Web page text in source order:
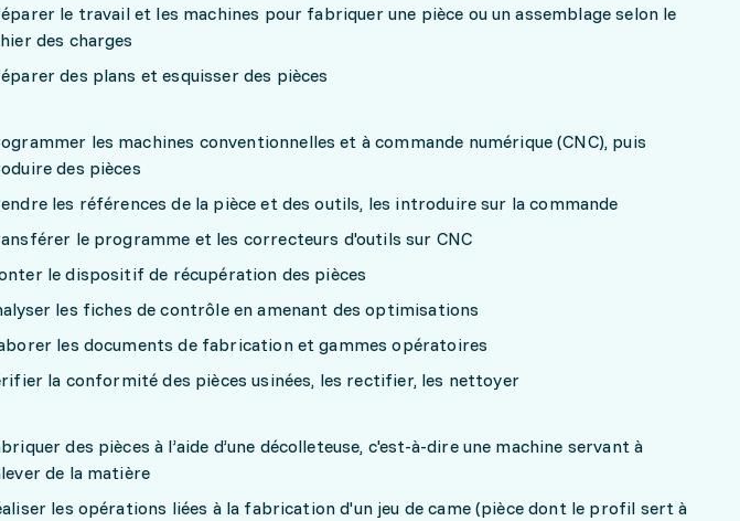
le travail et les machines pour fabriquer une pièce ou un assemblage selon le
des charges
des plans et esquisser des pièces
les machines conventionnelles et à commande numérique (CNC), puis
des pièces
les références de la pièce et des outils, les introduire sur la commande
le programme et les correcteurs d'outils sur CNC
le dispositif de récupération des pièces
les fiches de contrôle en amenant des optimisations
les documents de fabrication et gammes opératoires
la conformité des pièces usinées, les rectifier, les nettoyer
des pièces à l’aide d’une décolleteuse, c'est-à-dire une machine servant à
de la matière
les opérations liées à la fabrication d'un jeu de came (pièce dont le profil sert à